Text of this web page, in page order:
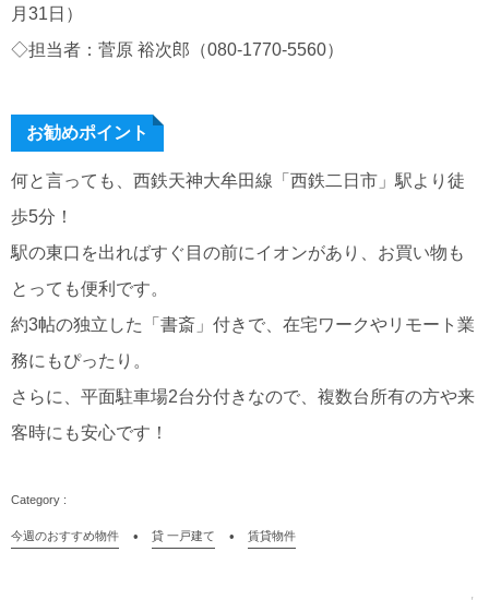
月31日）
◇担当者：菅原 裕次郎（080-1770-5560）
お勧めポイント
何と言っても、西鉄天神大牟田線「西鉄二日市」駅より徒
歩5分！
駅の東口を出ればすぐ目の前にイオンがあり、お買い物も
とっても便利です。
約3帖の独立した「書斎」付きで、在宅ワークやリモート業
務にもぴったり。
さらに、平面駐車場2台分付きなので、複数台所有の方や来
客時にも安心です！
今週のおすすめ物件 貸 一戸建て 賃貸物件